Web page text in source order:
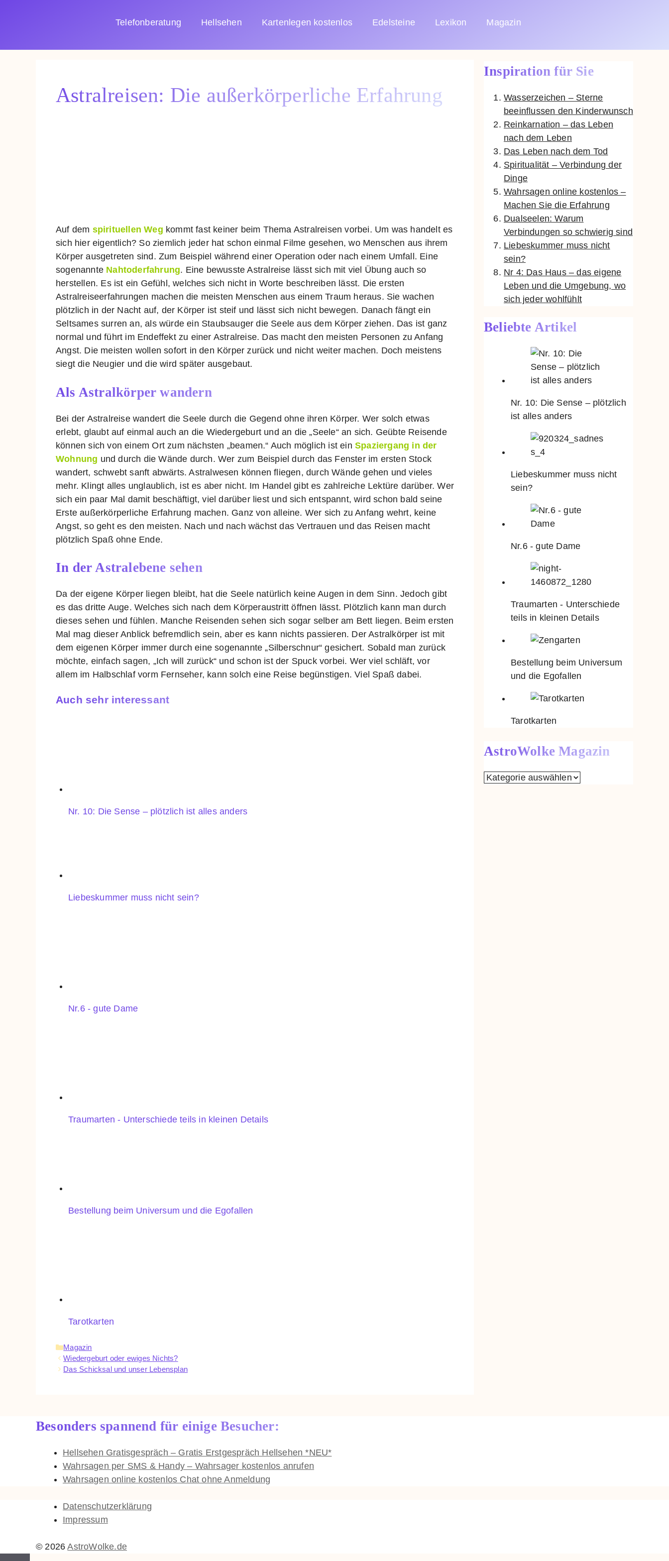
Telefonberatung Hellsehen Kartenlegen kostenlos Edelsteine Lexikon Magazin
Astralreisen: Die außerkörperliche Erfahrung
Auf dem spirituellen Weg kommt fast keiner beim Thema Astralreisen vorbei. Um was handelt es
sich hier eigentlich? So ziemlich jeder hat schon einmal Filme gesehen, wo Menschen aus ihrem
Körper ausgetreten sind. Zum Beispiel während einer Operation oder nach einem Umfall. Eine
sogenannte Nahtoderfahrung. Eine bewusste Astralreise lässt sich mit viel Übung auch so
herstellen. Es ist ein Gefühl, welches sich nicht in Worte beschreiben lässt. Die ersten
Astralreiseerfahrungen machen die meisten Menschen aus einem Traum heraus. Sie wachen
plötzlich in der Nacht auf, der Körper ist steif und lässt sich nicht bewegen. Danach fängt ein
Seltsames surren an, als würde ein Staubsauger die Seele aus dem Körper ziehen. Das ist ganz
normal und führt im Endeffekt zu einer Astralreise. Das macht den meisten Personen zu Anfang
Angst. Die meisten wollen sofort in den Körper zurück und nicht weiter machen. Doch meistens
siegt die Neugier und die wird später ausgebaut.
Als Astralkörper wandern
Bei der Astralreise wandert die Seele durch die Gegend ohne ihren Körper. Wer solch etwas
erlebt, glaubt auf einmal auch an die Wiedergeburt und an die „Seele“ an sich. Geübte Reisende
können sich von einem Ort zum nächsten „beamen.“ Auch möglich ist einSpaziergang in der
Wohnung und durch die Wände durch. Wer zum Beispiel durch das Fenster im ersten Stock
wandert, schwebt sanft abwärts. Astralwesen können fliegen, durch Wände gehen und vieles
mehr. Klingt alles unglaublich, ist es aber nicht. Im Handel gibt es zahlreiche Lektüre darüber. Wer
sich ein paar Mal damit beschäftigt, viel darüber liest und sich entspannt, wird schon bald seine
Erste außerkörperliche Erfahrung machen. Ganz von alleine. Wer sich zu Anfang wehrt, keine
Angst, so geht es den meisten. Nach und nach wächst das Vertrauen und das Reisen macht
plötzlich Spaß ohne Ende.
In der Astralebene sehen
Da der eigene Körper liegen bleibt, hat die Seele natürlich keine Augen in dem Sinn. Jedoch gibt
es das dritte Auge. Welches sich nach dem Körperaustritt öffnen lässt. Plötzlich kann man durch
dieses sehen und fühlen. Manche Reisenden sehen sich sogar selber am Bett liegen. Beim ersten
Mal mag dieser Anblick befremdlich sein, aber es kann nichts passieren. Der Astralkörper ist mit
dem eigenen Körper immer durch eine sogenannte „Silberschnur“ gesichert. Sobald man zurück
möchte, einfach sagen, „Ich will zurück“ und schon ist der Spuck vorbei. Wer viel schläft, vor
allem im Halbschlaf vorm Fernseher, kann solch eine Reise begünstigen. Viel Spaß dabei.
Auch sehr interessant
Nr. 10: Die Sense – plötzlich ist alles anders
Liebeskummer muss nicht sein?
Nr.6 - gute Dame
Traumarten - Unterschiede teils in kleinen Details
Bestellung beim Universum und die Egofallen
Tarotkarten
Kategorien
Magazin
Wiedergeburt oder ewiges Nichts?
Das Schicksal und unser Lebensplan
Inspiration für Sie
Wasserzeichen – Sterne
beeinflussen den Kinderwunsch
Reinkarnation – das Leben
nach dem Leben
Das Leben nach dem Tod
Spiritualität – Verbindung der
Dinge
Wahrsagen online kostenlos –
Machen Sie die Erfahrung
Dualseelen: Warum
Verbindungen so schwierig sind
Liebeskummer muss nicht
sein?
Nr 4: Das Haus – das eigene
Leben und die Umgebung, wo
sich jeder wohlfühlt
Beliebte Artikel
Nr. 10: Die Sense – plötzlich
ist alles anders
Liebeskummer muss nicht
sein?
Nr.6 - gute Dame
Traumarten - Unterschiede
teils in kleinen Details
Bestellung beim Universum
und die Egofallen
Tarotkarten
AstroWolke Magazin
AstroWolke
Besonders spannend für einige Besucher:
Hellsehen Gratisgespräch – Gratis Erstgespräch Hellsehen *NEU*
Wahrsagen per SMS & Handy – Wahrsager kostenlos anrufen
Wahrsagen online kostenlos Chat ohne Anmeldung
Datenschutzerklärung
Impressum
© 2026AstroWolke.de